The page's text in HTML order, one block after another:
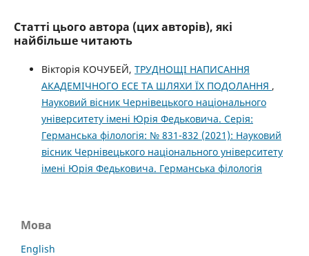
Статті цього автора (цих авторів), які
найбільше читають
Вікторія КОЧУБЕЙ, ТРУДНОЩІ НАПИСАННЯ
АКАДЕМІЧНОГО ЕСЕ ТА ШЛЯХИ ЇХ ПОДОЛАННЯ ,
Науковий вісник Чернівецького національного
університету імені Юрія Федьковича. Серія:
Германська філологія: № 831-832 (2021): Науковий
вісник Чернівецького національного університету
імені Юрія Федьковича. Германська філологія
Мова
English